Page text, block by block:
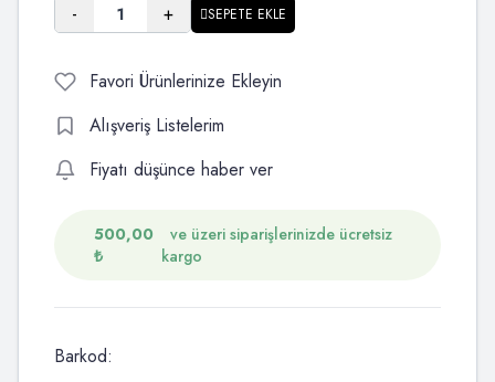
- + SEPETE EKLE
Favori Ürünlerinize Ekleyin
Alışveriş Listelerim
Fiyatı düşünce haber ver
500,00
₺
ve üzeri siparişlerinizde ücretsiz
kargo
Barkod: